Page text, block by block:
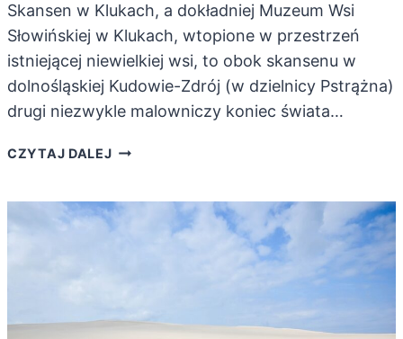
Skansen w Klukach, a dokładniej Muzeum Wsi
Słowińskiej w Klukach, wtopione w przestrzeń
istniejącej niewielkiej wsi, to obok skansenu w
dolnośląskiej Kudowie-Zdrój (w dzielnicy Pstrążna)
drugi niezwykle malowniczy koniec świata…
CZYTAJ DALEJNADMORSKI
KLUKACH.
MALOWNICZE